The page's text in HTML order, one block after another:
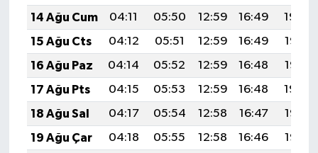
14 Ağu Cum
04:11 05:50 12:59 16:49
19:59
15 Ağu Cts
04:12 05:51 12:59 16:49
19:57
16 Ağu Paz
04:14 05:52 12:59 16:48
19:56
17 Ağu Pts
04:15 05:53 12:59 16:48
19:54
18 Ağu Sal
04:17 05:54 12:58 16:47
19:53
19 Ağu Çar
04:18 05:55 12:58 16:46
19:52